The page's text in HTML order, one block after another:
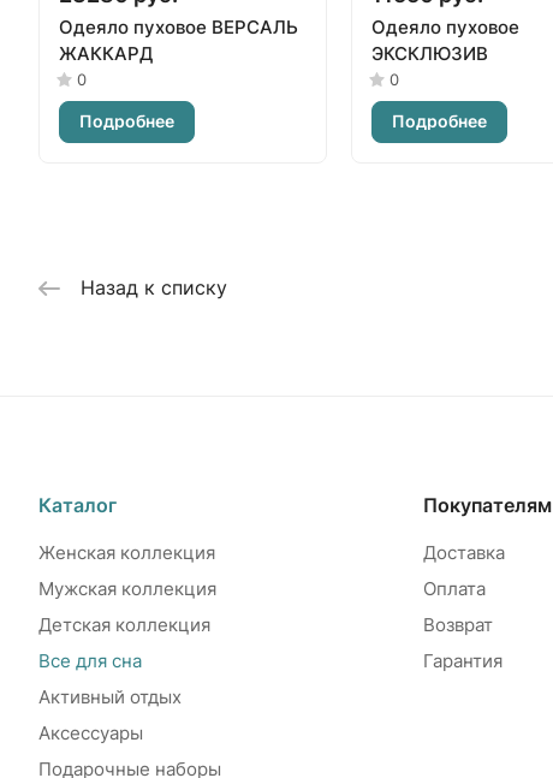
Одеяло пуховое ВЕРСАЛЬ
ЖАККАРД
0
Подробнее
Одеяло пуховое
ЭКСКЛЮЗИВ
0
Подробнее
Назад к списку
Каталог
Женская коллекция
Мужская коллекция
Детская коллекция
Все для сна
Активный отдых
Аксессуары
Подарочные наборы
Покупателям
Доставка
Оплата
Возврат
Гарантия